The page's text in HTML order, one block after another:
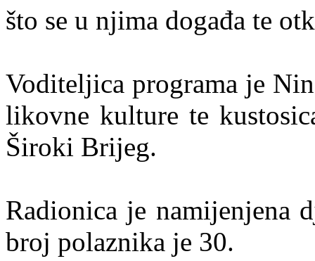
što se u njima događa te
Voditeljica programa je
likovne kulture te
Široki Brijeg.
Radionica je namijenjena
broj polaznika je 30.